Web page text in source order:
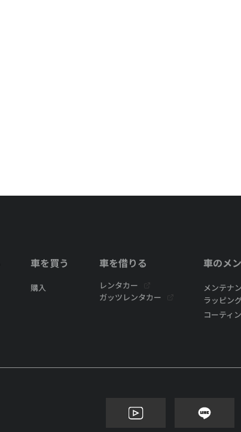
車を買う
購入
車を借りる
レンタカー
ガッツレンタカー
車のメ
メンテナ
ラッピン
コーティ